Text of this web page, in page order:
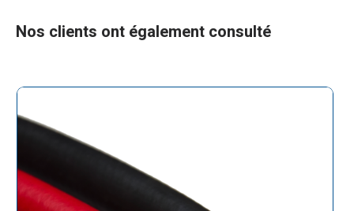
Nos clients ont également consulté